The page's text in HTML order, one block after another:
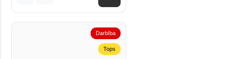
Darbība
Tops